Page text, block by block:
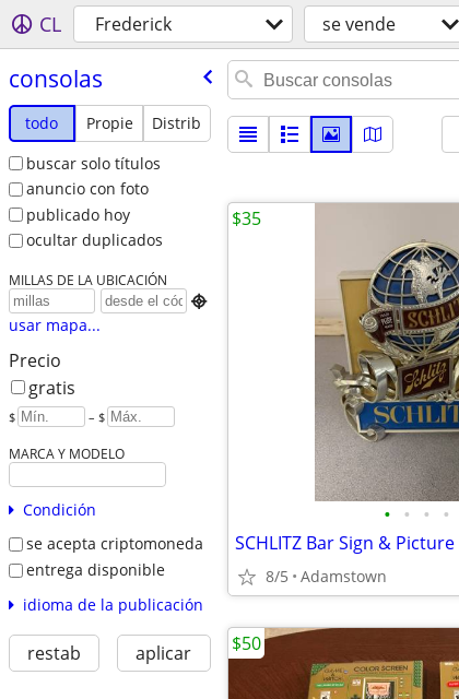
CL Frederick se vende
consolas
todo Propie
Distrib
buscar solo títulos
anuncio con foto
publicado hoy
ocultar duplicados
MILLAS DE LA UBICACIÓN

usar mapa...
Precio
gratis
$ – $
MARCA Y MODELO
Condición
se acepta criptomoneda
entrega disponible
idioma de la publicación
restab aplicar
• • • •
SCHLITZ Bar Sign & Picture
8/5 Adamstown
$35
$50